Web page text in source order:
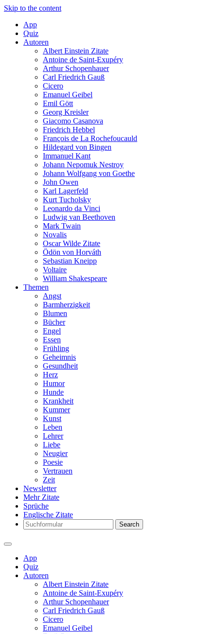
Skip to the content
App
Quiz
Autoren
Albert Einstein Zitate
Antoine de Saint-Exupéry
Arthur Schopenhauer
Carl Friedrich Gauß
Cicero
Emanuel Geibel
Emil Gött
Georg Kreisler
Giacomo Casanova
Friedrich Hebbel
François de La Rochefoucauld
Hildegard von Bingen
Immanuel Kant
Johann Nepomuk Nestroy
Johann Wolfgang von Goethe
John Owen
Karl Lagerfeld
Kurt Tucholsky
Leonardo da Vinci
Ludwig van Beethoven
Mark Twain
Novalis
Oscar Wilde Zitate
Ödön von Horváth
Sebastian Kneipp
Voltaire
William Shakespeare
Themen
Angst
Barmherzigkeit
Blumen
Bücher
Engel
Essen
Frühling
Geheimnis
Gesundheit
Herz
Humor
Hunde
Krankheit
Kummer
Kunst
Leben
Lehrer
Liebe
Neugier
Poesie
Vertrauen
Zeit
Newsletter
Mehr Zitate
Sprüche
Englische Zitate
Search
App
Quiz
Autoren
Albert Einstein Zitate
Antoine de Saint-Exupéry
Arthur Schopenhauer
Carl Friedrich Gauß
Cicero
Emanuel Geibel